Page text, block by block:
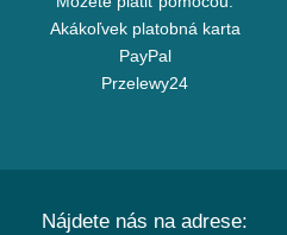
Akákoľvek platobná karta
PayPal
Przelewy24
Nájdete nás na adrese: